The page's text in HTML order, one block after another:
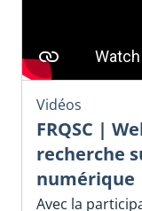
Vidéos
FRQSC |
recherche
numérique
Avec la